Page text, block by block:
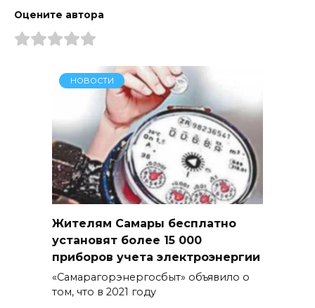
Оцените автора
НОВОСТИ
Жителям Самары бесплатно
установят более 15 000
приборов учета электроэнергии
«Самарагорэнергосбыт» объявило о
том, что в 2021 году